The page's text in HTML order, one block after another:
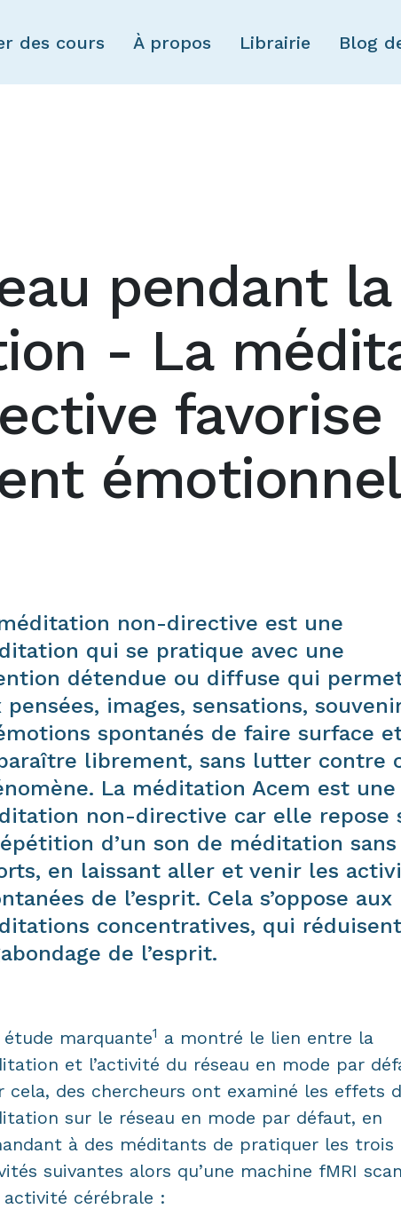
Skip to main content
des cours À propos Librairie Blog
pendant la
- La
favorise
non-directive est une
qui se pratique avec une
détendue ou diffuse qui
pensées, images, sensations,
spontanés de faire surface
librement, sans lutter contre
La méditation Acem est une
non-directive car elle repose
d’un son de méditation sans
en laissant aller et venir les
de l’esprit. Cela s’oppose aux
concentratives, qui
de l’esprit.
étude marquante1 a montré le lien entre la
et l’activité du réseau en mode par
cela, des chercheurs ont examiné les effets
sur le réseau en mode par défaut, en
à des méditants de pratiquer les trois
suivantes alors qu’une machine fMRI
activité cérébrale :